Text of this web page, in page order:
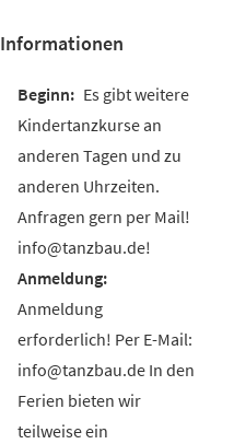
Informationen
Es gibt weitere
Kindertanzkurse an
anderen Tagen und zu
anderen Uhrzeiten.
Anfragen gern per Mail!
info@tanzbau.de!
Anmeldung
erforderlich! Per E-Mail:
info@tanzbau.de In den
Ferien bieten wir
teilweise ein